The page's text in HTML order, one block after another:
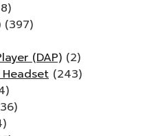
(397)
(DAP) (2)
(243)